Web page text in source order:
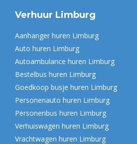
opens
Verhuur Limburg
Aanhanger huren Limburg
Auto huren Limburg
Autoambulance huren Limburg
Bestelbus huren Limburg
Goedkoop busje huren Limburg
Personenauto huren Limburg
Personenbus huren Limburg
Verhuiswagen huren Limburg
Vrachtwagen huren Limburg